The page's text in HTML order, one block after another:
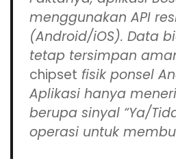
menggunakan API
(Android/iOS). Data
tetap tersimpan
chipset fisik ponsel
Aplikasi hanya
berupa sinyal “Ya/
operasi untuk